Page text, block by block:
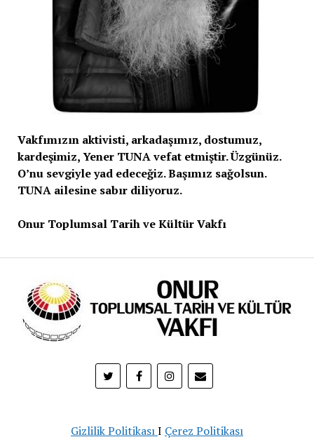
Vakfımızın aktivisti, arkadaşımız, dostumuz,
kardeşimiz, Yener TUNA vefat etmiştir. Üzgünüz.
O’nu sevgiyle yad edeceğiz. Başımız sağolsun.
TUNA ailesine sabır diliyoruz.
Onur Toplumsal Tarih ve Kültür Vakfı
Gizlilik PolitikasıI Çerez Politikası